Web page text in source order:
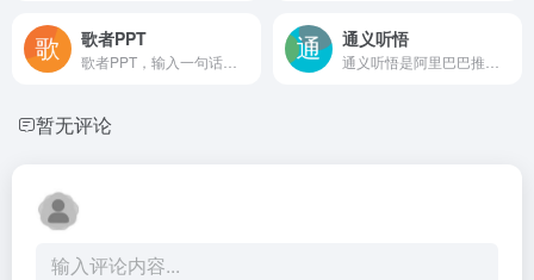
歌者PPT 通义听悟
暂无评论